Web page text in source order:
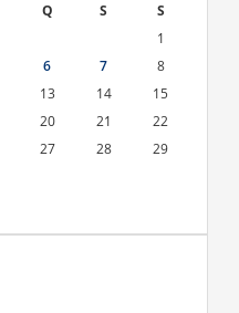
Q S
S
1
6 7
8
13 14
15
20 21
22
27 28
29